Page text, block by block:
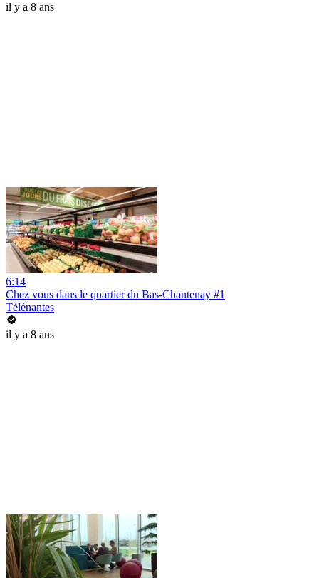
il y a 8 ans
6:14
Chez vous dans le quartier du Bas-Chantenay #1
Télénantes
il y a 8 ans